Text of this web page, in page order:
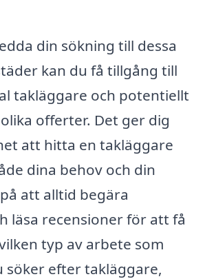
din sökning till dessa
kan du få tillgång till
takläggare och potentiellt
offerter. Det ger dig
att hitta en takläggare
dina behov och din
att alltid begära
läsa recensioner för att få
typ av arbete som
söker efter takläggare,